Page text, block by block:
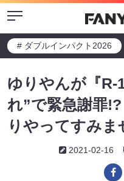
Menu
# ダブルインパクト2026
ゆりやんが『R-
れ”で緊急謝罪
りやってすみま
2021-02-16